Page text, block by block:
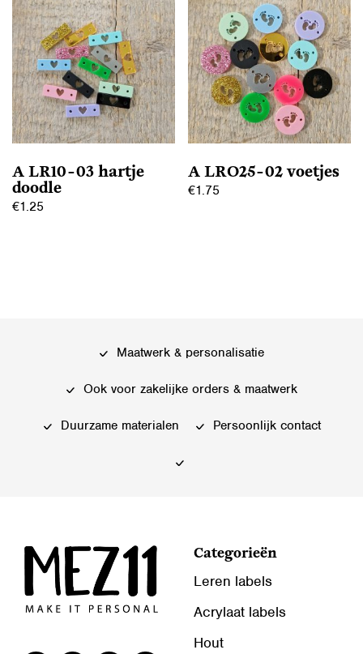
A LR10-03 hartje
doodle
€1.25
A LRO25-02 voetjes
€1.75
Maatwerk & personalisatie
Ook voor zakelijke orders & maatwerk
Duurzame materialen Persoonlijk contact
Categorieën
Leren labels
Acrylaat labels
Hout